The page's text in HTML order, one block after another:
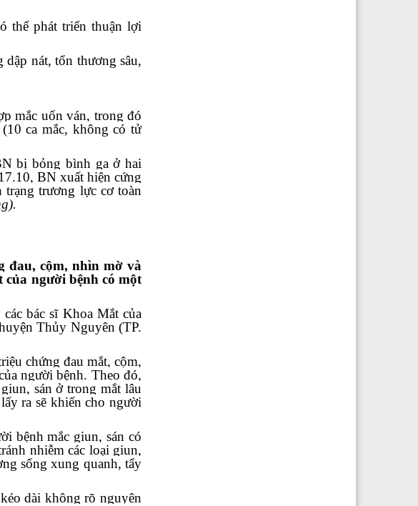
thể phát triển thuận lợi
nát, tổn thương sâu,
mắc uốn ván, trong đó
ca mắc, không có tử
bị bỏng bình ga ở hai
BN xuất hiện cứng
trương lực cơ toàn
đau, cộm, nhìn mờ và
người bệnh có một
bác sĩ Khoa Mắt của
Thủy Nguyên (TP.
chứng đau mắt, cộm,
người bệnh. Theo đó,
sán ở trong mắt lâu
ra sẽ khiến cho người
bệnh mắc giun, sán có
nhiễm các loại giun,
sống xung quanh, tẩy
dài không rõ nguyên